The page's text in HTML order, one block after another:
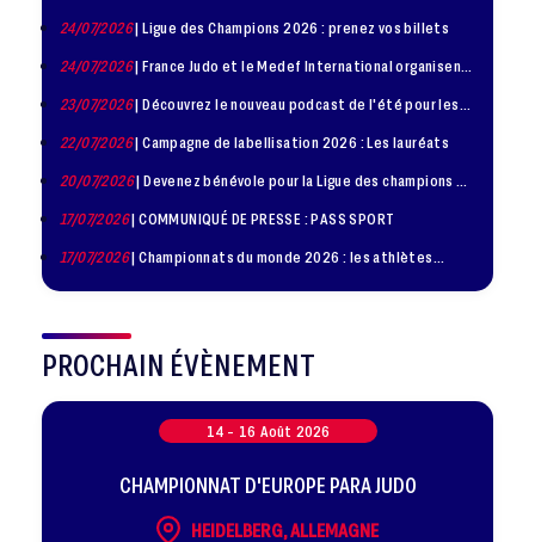
24/07/2026| Ligue des Champions 2026 : prenez vos billets
24/07/2026| France Judo et le Medef International organisent
23/07/2026| Découvrez le nouveau podcast de l'été pour les
22/07/2026| Campagne de labellisation 2026 : Les lauréats
20/07/2026| Devenez bénévole pour la Ligue des champions de
17/07/2026| COMMUNIQUÉ DE PRESSE : PASS SPORT
17/07/2026| Championnats du monde 2026 : les athlètes
PROCHAIN ÉVÈNEMENT
14 - 16 Août 2026
CHAMPIONNAT D'EUROPE PARA JUDO
HEIDELBERG, ALLEMAGNE